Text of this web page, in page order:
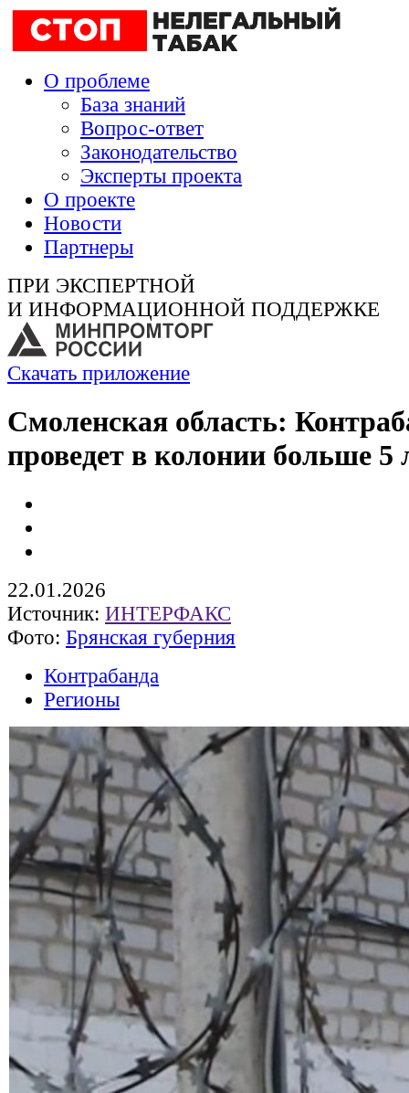
О проблеме
База знаний
Вопрос-ответ
Законодательство
Эксперты проекта
О проекте
Новости
Партнеры
ПРИ ЭКСПЕРТНОЙ
И ИНФОРМАЦИОННОЙ ПОДДЕРЖКЕ
Скачать приложение
Смоленская область:
проведет в колонии больше 5
22.01.2026
Источник: ИНТЕРФАКС
Фото: Брянская губерния
Контрабанда
Регионы